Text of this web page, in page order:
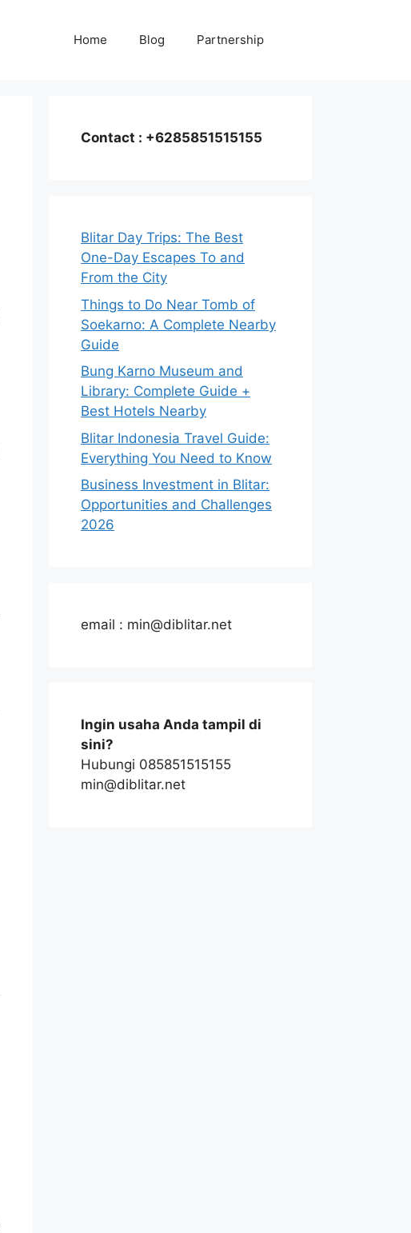
Home Blog Partnership
Contact : +6285851515155
Blitar Day Trips: The Best
One-Day Escapes To and
From the City
Things to Do Near Tomb of
Soekarno: A Complete Nearby
Guide
Bung Karno Museum and
Library: Complete Guide +
Best Hotels Nearby
Blitar Indonesia Travel Guide:
Everything You Need to Know
Business Investment in Blitar:
Opportunities and Challenges
2026
email : min@diblitar.net
Ingin usaha Anda tampil di
sini?
Hubungi 085851515155
min@diblitar.net